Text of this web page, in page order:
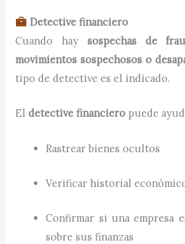
Detective financiero
Cuando hay sospechas de
movimientos sospechosos o
tipo de detective es el indicado.
Eldetective financiero puede
Rastrear bienes ocultos
Verificar historial
Confirmar si una empresa
sobre sus finanzas